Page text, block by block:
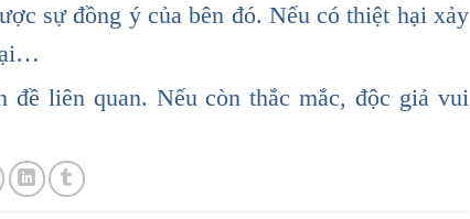
sự đồng ý của bên đó. Nếu có thiệt hại xảy
liên quan. Nếu còn thắc mắc, độc giả vui